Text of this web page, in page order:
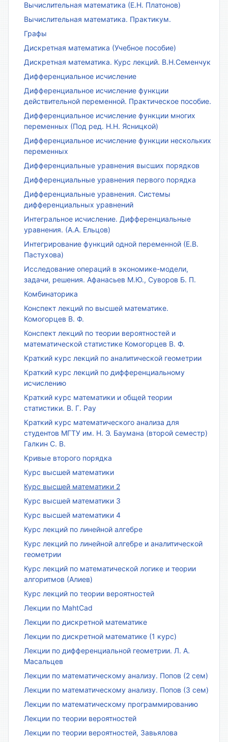
Вычислительная математика (Е.Н. Платонов)
Вычислительная математика. Практикум.
Графы
Дискретная математика (Учебное пособие)
Дискретная математика. Курс лекций. В.Н.Семенчук
Дифференциальное исчисление
Дифференциальное исчисление функции
действительной переменной. Практическое пособие.
Дифференциальное исчисление функции многих
переменных (Под ред. Н.Н. Ясницкой)
Дифференциальное исчисление функции нескольких
переменных
Дифференциальные уравнения высших порядков
Дифференциальные уравнения первого порядка
Дифференциальные уравнения. Системы
дифференциальных уравнений
Интегральное исчисление. Дифференциальные
уравнения. (А.А. Ельцов)
Интегрирование функций одной переменной (Е.В.
Пастухова)
Исследование операций в экономике-модели,
задачи, решения. Афанасьев М.Ю., Суворов Б. П.
Комбинаторика
Конспект лекций по высшей математике.
Комогорцев В. Ф.
Конспект лекций по теории вероятностей и
математической статистике Комогорцев В. Ф.
Краткий курс лекций по аналитической геометрии
Краткий курс лекций по дифференциальному
исчислению
Краткий курс математики и общей теории
статистики. В. Г. Рау
Краткий курс математического анализа для
студентов МГТУ им. Н. Э. Баумана (второй семестр)
Галкин С. В.
Кривые второго порядка
Курс высшей математики
Курс высшей математики 2
Курс высшей математики 3
Курс высшей математики 4
Курс лекций по линейной алгебре
Курс лекций по линейной алгебре и аналитической
геометрии
Курс лекций по математической логике и теории
алгоритмов (Алиев)
Курс лекций по теории вероятностей
Лекции по MahtCad
Лекции по дискретной математике
Лекции по дискретной математике (1 курс)
Лекции по дифференциальной геометрии. Л. А.
Масальцев
Лекции по математическому анализу. Попов (2 сем)
Лекции по математическому анализу. Попов (3 сем)
Лекции по математическому программированию
Лекции по теории вероятностей
Лекции по теории вероятностей, Завьялова